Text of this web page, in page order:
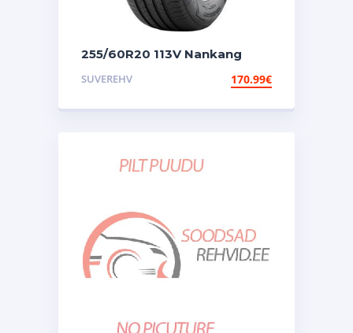
255/60R20 113V Nankang
SUVEREHV 170.99€